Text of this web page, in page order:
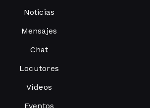
Noticias
Mensajes
Chat
Locutores
Vídeos
Eventos